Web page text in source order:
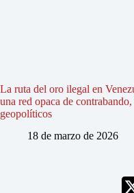
La ruta del oro ilegal en
una red opaca de
geopolíticos
18 de marzo de 2026